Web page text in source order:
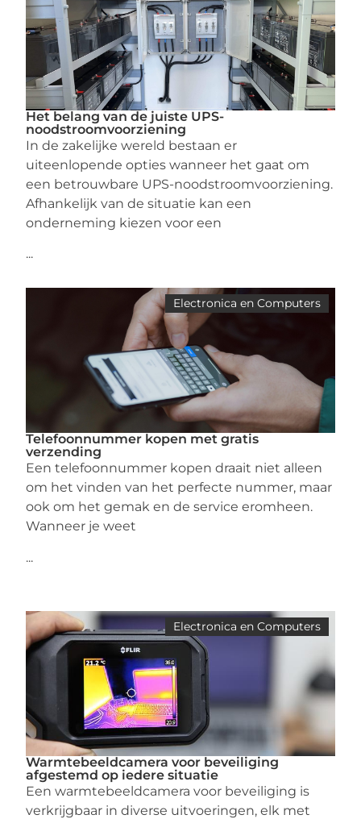
Het belang van de juiste UPS-
noodstroomvoorziening
In de zakelijke wereld bestaan er
uiteenlopende opties wanneer het gaat om
een betrouwbare UPS-noodstroomvoorziening.
Afhankelijk van de situatie kan een
onderneming kiezen voor een
...
Electronica en Computers
Telefoonnummer kopen met gratis
verzending
Een telefoonnummer kopen draait niet alleen
om het vinden van het perfecte nummer, maar
ook om het gemak en de service eromheen.
Wanneer je weet
...
Electronica en Computers
Warmtebeeldcamera voor beveiliging
afgestemd op iedere situatie
Een warmtebeeldcamera voor beveiliging is
verkrijgbaar in diverse uitvoeringen, elk met